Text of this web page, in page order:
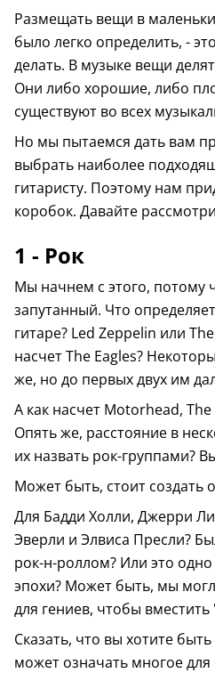
Размещать вещи в
было легко определить, -
делать. В музыке вещи
Они либо хорошие, либо
существуют во всех
Но мы пытаемся дать вам
выбрать наиболее
гитаристу. Поэтому нам
коробок. Давайте
1 - Рок
Мы начнем с этого, потому
запутанный. Что
гитаре? Led Zeppelin или
насчет The Eagles?
же, но до первых двух им
А как насчет Motorhead,
Опять же, расстояние в
их назвать рок-группами?
Может быть, стоит создать
Для Бадди Холли, Джерри
Эверли и Элвиса Пресли?
рок-н-роллом? Или это
эпохи? Может быть, мы
для гениев, чтобы вместить
Сказать, что вы хотите
может означать многое